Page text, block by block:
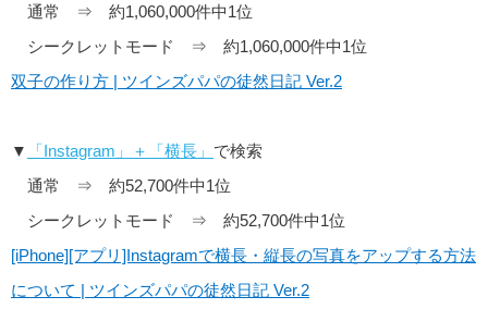
通常 ⇒ 約1,060,000件中1位
シークレットモード ⇒ 約1,060,000件中1位
双子の作り方 | ツインズパパの徒然日記 Ver.2
▼ 「Instagram」＋「横長」 で検索
通常 ⇒ 約52,700件中1位
シークレットモード ⇒ 約52,700件中1位
[iPhone][アプリ]Instagramで横長・縦長の写真をアップする方法
について | ツインズパパの徒然日記 Ver.2